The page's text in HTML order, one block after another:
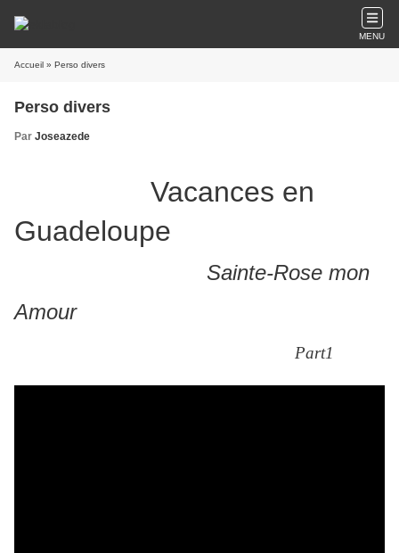
MENU
Accueil » Perso divers
Perso divers
Par Joseazede
Vacances en
Guadeloupe
Sainte-Rose mon
Amour
Part1